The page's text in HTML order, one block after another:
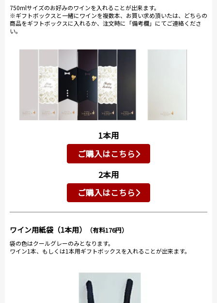
750mlサイズのお好みのワインを入れることが出来ます。
※ギフトボックスと一緒にワインを複数本、お買い求め頂いたは、どちらの
商品をギフトボックスに入れるか、注文時に「備考欄」にてご連絡くださ
い。
1本用
ご購入はこちら
2本用
ご購入はこちら
ワイン用紙袋（1本用） （有料176円）
袋の色はクールグレーのみとなります。
ワイン1本、もしくは1本用ギフトボックスを入れることが出来ます。